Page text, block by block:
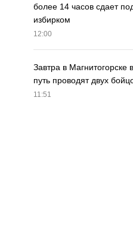
более 14 часов сдает
избирком
12:00
Завтра в Магнитогорске
путь проводят двух
11:51